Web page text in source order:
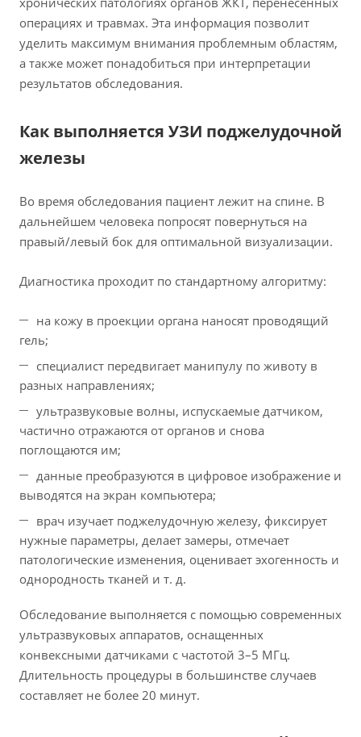
операциях и травмах. Эта информация позволит
уделить максимум внимания проблемным областям,
а также может понадобиться при интерпретации
результатов обследования.
Как выполняется УЗИ поджелудочной
железы
Во время обследования пациент лежит на спине. В
дальнейшем человека попросят повернуться на
правый/левый бок для оптимальной визуализации.
Диагностика проходит по стандартному алгоритму:
на кожу в проекции органа наносят проводящий
гель;
специалист передвигает манипулу по животу в
разных направлениях;
ультразвуковые волны, испускаемые датчиком,
частично отражаются от органов и снова
поглощаются им;
данные преобразуются в цифровое изображение и
выводятся на экран компьютера;
врач изучает поджелудочную железу, фиксирует
нужные параметры, делает замеры, отмечает
патологические изменения, оценивает эхогенность и
однородность тканей и т. д.
Обследование выполняется с помощью современных
ультразвуковых аппаратов, оснащенных
конвексными датчиками с частотой 3–5 МГц.
Длительность процедуры в большинстве случаев
составляет не более 20 минут.